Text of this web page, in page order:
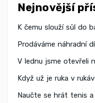
Nejnovější
K čemu slouží sůl do
Prodáváme náhradní
V lednu jsme otevřeli
Když už je ruka v
Naučte se hrát tenis